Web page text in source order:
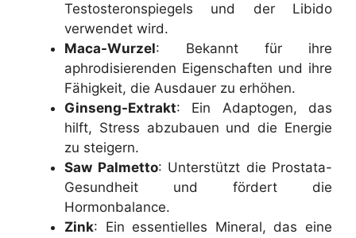
Testosteronspiegels und der Libido
verwendet wird.
Maca-Wurzel: Bekannt für ihre
aphrodisierenden Eigenschaften und ihre
Fähigkeit, die Ausdauer zu erhöhen.
Ginseng-Extrakt: Ein Adaptogen, das
hilft, Stress abzubauen und die Energie
zu steigern.
Saw Palmetto: Unterstützt die Prostata-
Gesundheit und fördert die
Hormonbalance.
Zink: Ein essentielles Mineral, das eine